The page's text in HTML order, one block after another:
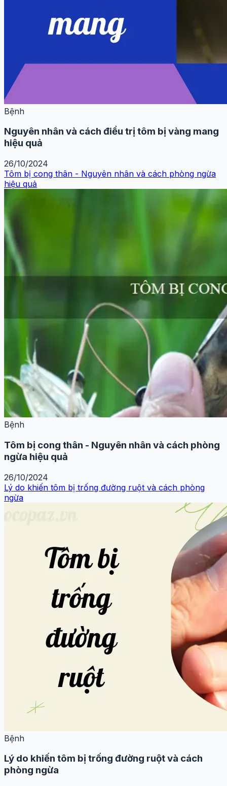
Bệnh
Nguyên nhân và cách điều trị tôm bị vàng mang
hiệu quả
26/10/2024
Tôm bị cong thân - Nguyên nhân và cách phòng ngừa
hiệu quả
Bệnh
Tôm bị cong thân - Nguyên nhân và cách phòng
ngừa hiệu quả
26/10/2024
Lý do khiến tôm bị trống đường ruột và cách phòng
ngừa
Bệnh
Lý do khiến tôm bị trống đường ruột và cách
phòng ngừa